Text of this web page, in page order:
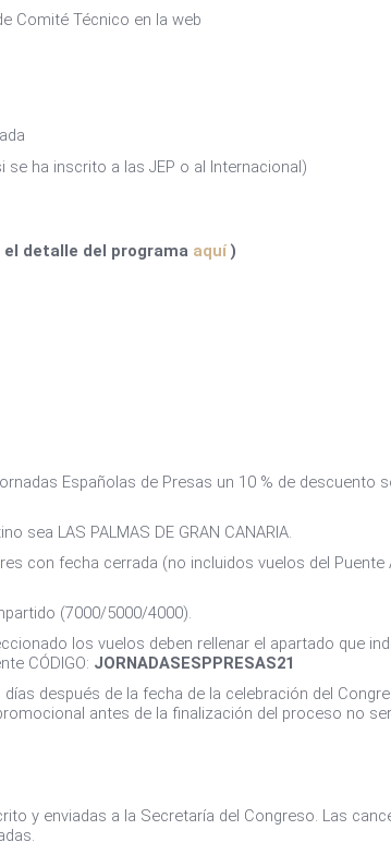
Comité Técnico en la web
ha inscrito a las JEP o al Internacional)
el detalle del programa aquí)
Españolas de Presas un 10 % de descuento
sea LAS PALMAS DE GRAN CANARIA.
con fecha cerrada (no incluidos vuelos del Puente
(7000/5000/4000).
los vuelos deben rellenar el apartado que
CÓDIGO: JORNADASESPPRESAS21
después de la fecha de la celebración del
antes de la finalización del proceso no
y enviadas a la Secretaría del Congreso. Las